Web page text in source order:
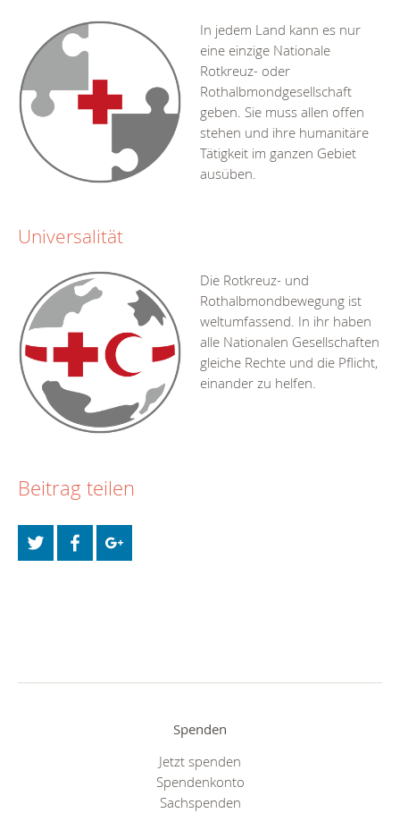
In jedem Land kann es nur
eine einzige Nationale
Rotkreuz- oder
Rothalbmondgesellschaft
geben. Sie muss allen offen
stehen und ihre humanitäre
Tätigkeit im ganzen Gebiet
ausüben.
Universalität
Die Rotkreuz- und
Rothalbmondbewegung ist
weltumfassend. In ihr haben
alle Nationalen Gesellschaften
gleiche Rechte und die Pflicht,
einander zu helfen.
Beitrag teilen
Spenden
Jetzt spenden
Spendenkonto
Sachspenden